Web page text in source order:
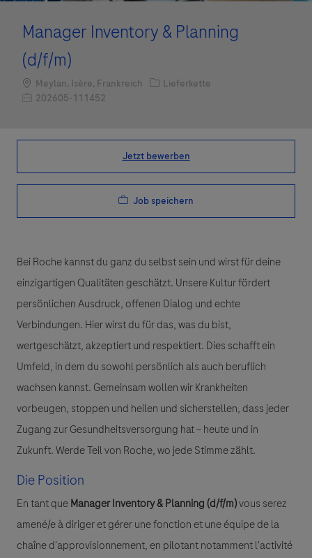
Manager Inventory & Planning
(d/f/m)
Standort
Meylan, Isère, Frankreich Kategorie
Lieferkette
Job-ID202605-111452
Jetzt bewerben
Job speichern
Bei Roche kannst du ganz du selbst sein und wirst für deine
einzigartigen Qualitäten geschätzt. Unsere Kultur fördert
persönlichen Ausdruck, offenen Dialog und echte
Verbindungen. Hier wirst du für das, was du bist,
wertgeschätzt, akzeptiert und respektiert. Dies schafft ein
Umfeld, in dem du sowohl persönlich als auch beruflich
wachsen kannst. Gemeinsam wollen wir Krankheiten
vorbeugen, stoppen und heilen und sicherstellen, dass jeder
Zugang zur Gesundheitsversorgung hat – heute und in
Zukunft. Werde Teil von Roche, wo jede Stimme zählt.
Die Position
En tant queManager Inventory & Planning (d/f/m)vous serez
amené/e à diriger et gérer une fonction et une équipe de la
chaîne d'approvisionnement, en pilotant notamment l'activité